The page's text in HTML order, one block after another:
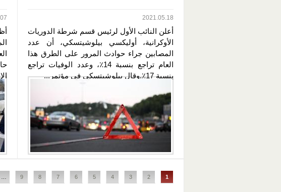
2021.05.18
أعلن النائب الأول لرئيس قسم شرطة الدوريات
الأوكرانية، أوليكسي بيلوشيتسكي، أن عدد
المصابين جراء حوادث المرور على الطرق هذا
العام تراجع بنسبة 14٪، وعدد الوفيات تراجع
بنسبة 17٪.وقال بيلوشيتسكي في مؤتمر...
الصفحات
1
2
3
4
5
6
7
8
9